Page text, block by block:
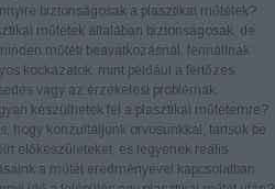
biztonságosak a plasztikai műtétek?
műtétek általában biztonságosak, de
műtéti beavatkozásnál, fennállnak
kockázatok, mint például a fertőzés,
vagy az érzékelési problémák.
készülhetek fel a plasztikai műtétemre?
hogy konzultáljunk orvosunkkal, tartsuk be
előkészületeket, és legyenek reális
a műtét eredményével kapcsolatban.